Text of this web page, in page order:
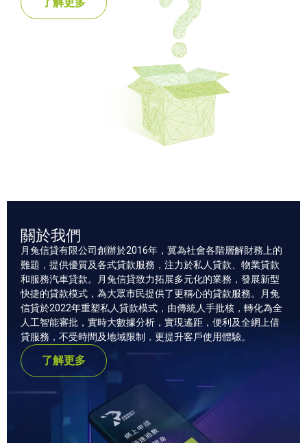
關於我們
月兔信貸有限公司創辦於2016年，冀為社會各階層解財務上的
難題，提供優質及各式貸款服務，注力於私人貸款
物業貸款
和服務汽車貸款。月兔信貸致力拓展多元化的業務，發展新型
快捷的貸款模式，為大眾市民提供了更稱心的貸款服務。月兔
信貸於2022年重塑私人貸款模式，由傳統人手批核，轉化為全
人工智能審批，實時大數據分析，實現遙距，便利及全網上借
貸服務，不受時間及地域限制，更提升客戶使用體驗。
了解更多